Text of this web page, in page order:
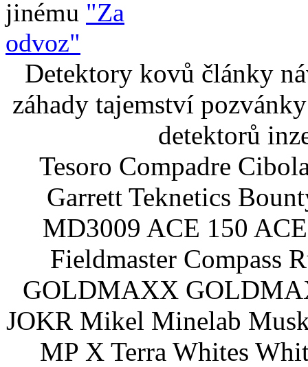
jinému "Za
odvoz"
Detektory kovů články
záhady tajemství
detektorů
Tesoro Compadre
Garrett Teknetics
MD3009 ACE 150
Fieldmaster Compass
GOLDMAXX
JOKR Mikel Minelab
MP X Terra Whites